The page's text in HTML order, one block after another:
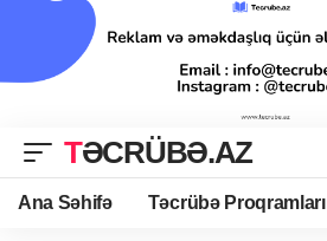
TƏCRÜBƏ.AZ
Ana Səhifə Təcrübə Proqramları